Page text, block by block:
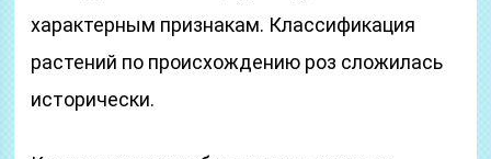
характерным признакам. Классификация
растений по происхождению роз сложилась
исторически.